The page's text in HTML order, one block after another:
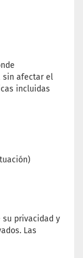
sin afectar el
incluidas
su privacidad y
Las